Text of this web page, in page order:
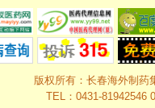
版权所有：长春海外制药
TEL：0431-81942546